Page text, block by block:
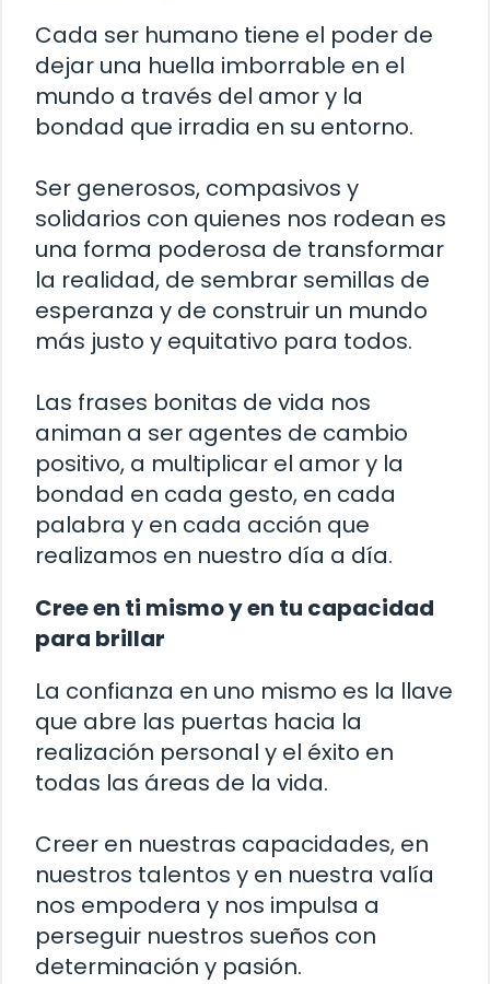
Cada ser humano tiene el poder de
dejar una huella imborrable en el
mundo a través del amor y la
bondad que irradia en su entorno.
Ser generosos, compasivos y
solidarios con quienes nos rodean es
una forma poderosa de transformar
la realidad, de sembrar semillas de
esperanza y de construir un mundo
más justo y equitativo para todos.
Las frases bonitas de vida nos
animan a ser agentes de cambio
positivo, a multiplicar el amor y la
bondad en cada gesto, en cada
palabra y en cada acción que
realizamos en nuestro día a día.
Cree en ti mismo y en tu capacidad
para brillar
La confianza en uno mismo es la llave
que abre las puertas hacia la
realización personal y el éxito en
todas las áreas de la vida.
Creer en nuestras capacidades, en
nuestros talentos y en nuestra valía
nos empodera y nos impulsa a
perseguir nuestros sueños con
determinación y pasión.